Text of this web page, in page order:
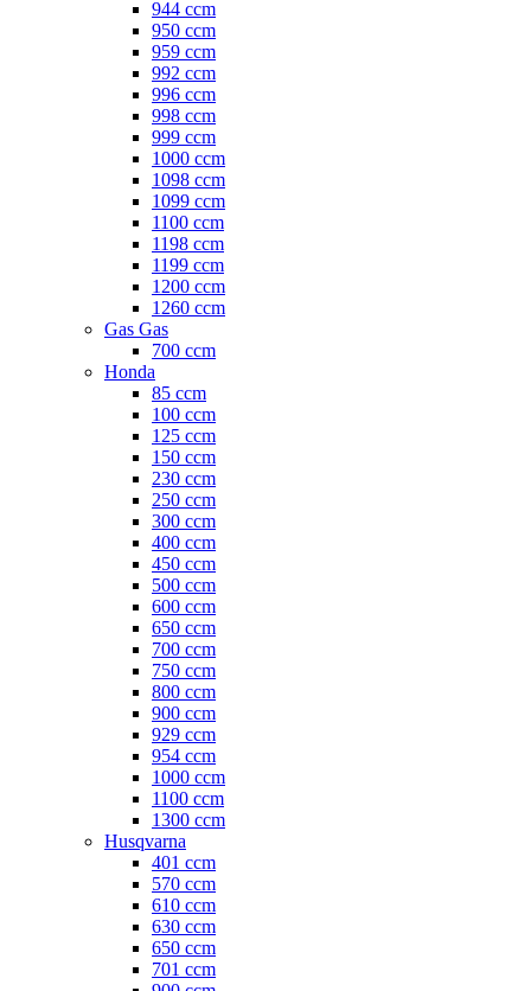
944 ccm
950 ccm
959 ccm
992 ccm
996 ccm
998 ccm
999 ccm
1000 ccm
1098 ccm
1099 ccm
1100 ccm
1198 ccm
1199 ccm
1200 ccm
1260 ccm
Gas Gas
700 ccm
Honda
85 ccm
100 ccm
125 ccm
150 ccm
230 ccm
250 ccm
300 ccm
400 ccm
450 ccm
500 ccm
600 ccm
650 ccm
700 ccm
750 ccm
800 ccm
900 ccm
929 ccm
954 ccm
1000 ccm
1100 ccm
1300 ccm
Husqvarna
401 ccm
570 ccm
610 ccm
630 ccm
650 ccm
701 ccm